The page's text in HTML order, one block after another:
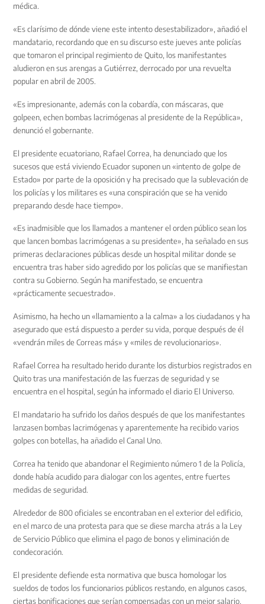
médica.
«Es clarísimo de dónde viene este intento desestabilizador», añadió el
mandatario, recordando que en su discurso este jueves ante policías
que tomaron el principal regimiento de Quito, los manifestantes
aludieron en sus arengas a Gutiérrez, derrocado por una revuelta
popular en abril de 2005.
«Es impresionante, además con la cobardía, con máscaras, que
golpeen, echen bombas lacrimógenas al presidente de la República»,
denunció el gobernante.
El presidente ecuatoriano, Rafael Correa, ha denunciado que los
sucesos que está viviendo Ecuador suponen un «intento de golpe de
Estado» por parte de la oposición y ha precisado que la sublevación de
los policías y los militares es «una conspiración que se ha venido
preparando desde hace tiempo».
«Es inadmisible que los llamados a mantener el orden público sean los
que lancen bombas lacrimógenas a su presidente», ha señalado en sus
primeras declaraciones públicas desde un hospital militar donde se
encuentra tras haber sido agredido por los policías que se manifiestan
contra su Gobierno. Según ha manifestado, se encuentra
«prácticamente secuestrado».
Asimismo, ha hecho un «llamamiento a la calma» a los ciudadanos y ha
asegurado que está dispuesto a perder su vida, porque después de él
«vendrán miles de Correas más» y «miles de revolucionarios».
Rafael Correa ha resultado herido durante los disturbios registrados en
Quito tras una manifestación de las fuerzas de seguridad y se
encuentra en el hospital, según ha informado el diario El Universo.
El mandatario ha sufrido los daños después de que los manifestantes
lanzasen bombas lacrimógenas y aparentemente ha recibido varios
golpes con botellas, ha añadido el Canal Uno.
Correa ha tenido que abandonar el Regimiento número 1 de la Policía,
donde había acudido para dialogar con los agentes, entre fuertes
medidas de seguridad.
Alrededor de 800 oficiales se encontraban en el exterior del edificio,
en el marco de una protesta para que se diese marcha atrás a la Ley
de Servicio Público que elimina el pago de bonos y eliminación de
condecoración.
El presidente defiende esta normativa que busca homologar los
sueldos de todos los funcionarios públicos restando, en algunos casos,
ciertas bonificaciones que serían compensadas con un mejor salario.